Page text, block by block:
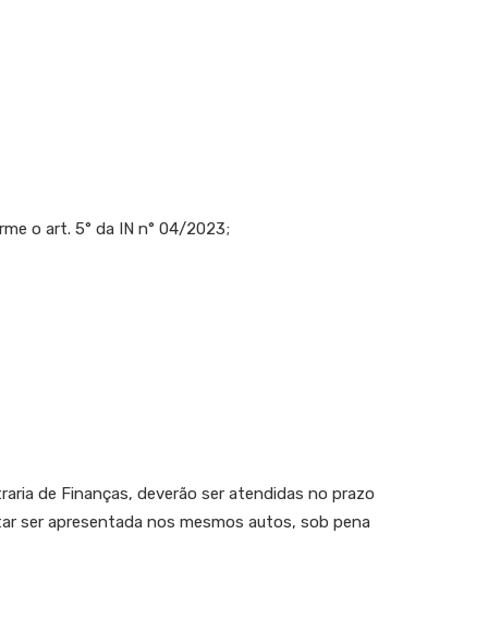
o art. 5° da IN n° 04/2023;
de Finanças, deverão ser atendidas no prazo
ser apresentada nos mesmos autos, sob pena